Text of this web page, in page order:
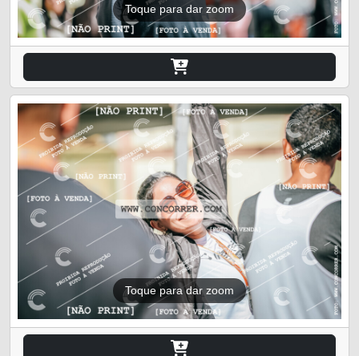
Toque para dar zoom
Toque para dar zoom